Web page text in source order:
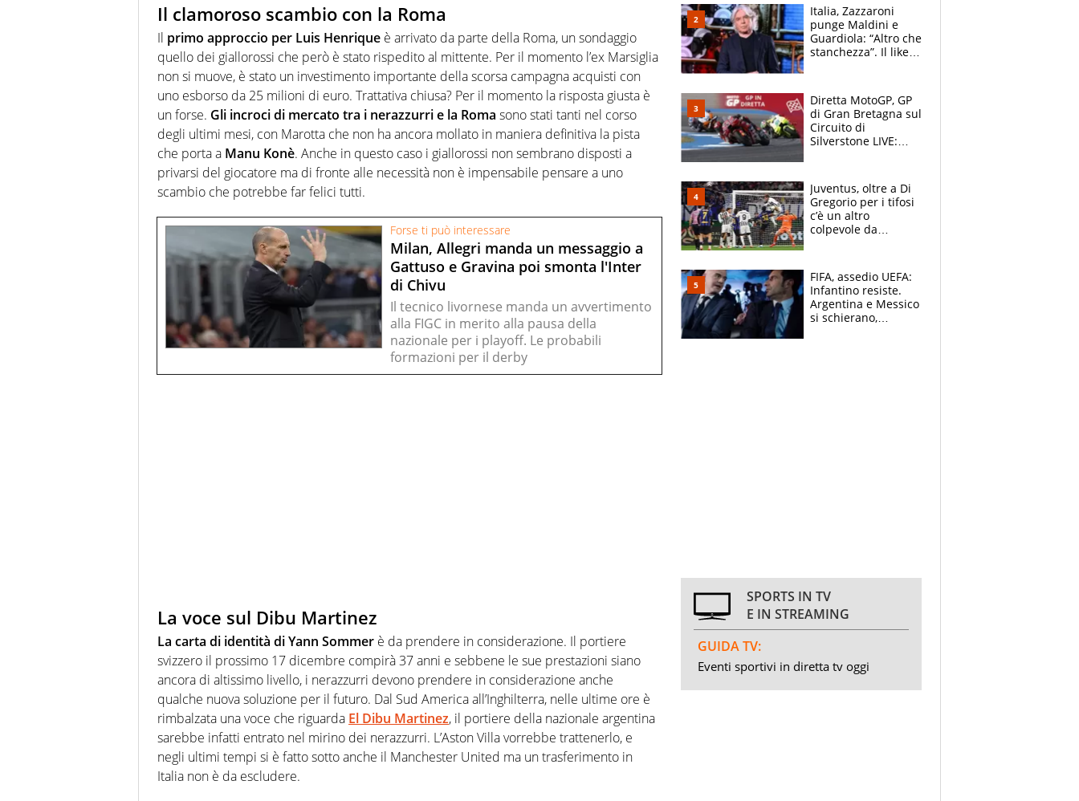
Il clamoroso scambio con la Roma
Il primo approccio per Luis Henrique è arrivato da parte della Roma, un sondaggio
quello dei giallorossi che però è stato rispedito al mittente. Per il momento l’ex Marsiglia
non si muove, è stato un investimento importante della scorsa campagna acquisti con
uno esborso da 25 milioni di euro. Trattativa chiusa? Per il momento la risposta giusta è
un forse. Gli incroci di mercato tra i nerazzurri e la Roma sono stati tanti nel corso
degli ultimi mesi, con Marotta che non ha ancora mollato in maniera definitiva la pista
che porta a Manu Konè. Anche in questo caso i giallorossi non sembrano disposti a
privarsi del giocatore ma di fronte alle necessità non è impensabile pensare a uno
scambio che potrebbe far felici tutti.
Forse ti può interessare
Milan, Allegri manda un messaggio a
Gattuso e Gravina poi smonta l'Inter
di Chivu
Il tecnico livornese manda un avvertimento
alla FIGC in merito alla pausa della
nazionale per i playoff. Le probabili
formazioni per il derby
La voce sul Dibu Martinez
La carta di identità di Yann Sommer è da prendere in considerazione. Il portiere
svizzero il prossimo 17 dicembre compirà 37 anni e sebbene le sue prestazioni siano
ancora di altissimo livello, i nerazzurri devono prendere in considerazione anche
qualche nuova soluzione per il futuro. Dal Sud America all’Inghilterra, nelle ultime ore è
rimbalzata una voce che riguarda El Dibu Martinez, il portiere della nazionale argentina
sarebbe infatti entrato nel mirino dei nerazzurri. L’Aston Villa vorrebbe trattenerlo, e
negli ultimi tempi si è fatto sotto anche il Manchester United ma un trasferimento in
Italia non è da escludere.
Italia, Zazzaroni
punge Maldini e
Guardiola: “Altro che
stanchezza”. Il like
Diretta MotoGP, GP
di Gran Bretagna sul
Circuito di
Silverstone LIVE:
Ducati in affanno
Juventus, oltre a Di
Gregorio per i tifosi
c’è un altro
colpevole da
FIFA, assedio UEFA:
Infantino resiste.
Argentina e Messico
si schierano,
SPORTS IN TV
E IN STREAMING
GUIDA TV:
Eventi sportivi in diretta tv oggi